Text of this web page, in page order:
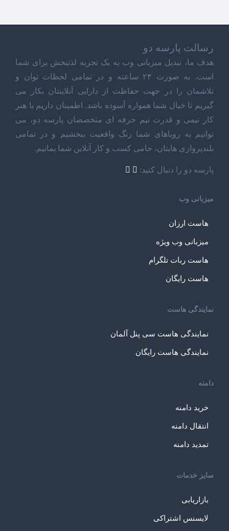
رسالت پارسه دو
هدف ما، تبدیل میزبانی وب به یک تجربه لذتبخش برای شما
است. به صورت ۲۴ ساعته و در تمامی لحظات توان و
تلاشمان را در جهت حفاظت از دارایی آنلاینتان بکار می
گیریم تا خیال شما همواره آسوده باشد. اطمینان داریم با هنر
کار تیمی و قدرت تیم حرفه ای متخصصان پارسه دو، می
توانیم به رویاهای شما رنگ واقعیت ببخشیم و در تمامی
بلندپروازی هایتان، حامی کسب و کار آنلاین شما بمانیم.
پارسه دو را دنبال کنید:
میزبانی وب
هاست ارزان
میزبانی وب ویژه
هاست ربات تلگرام
هاست رایگان
نمایندگی هاست
نمایندگی هاست سی پنل آلمان
نمایندگی هاست رایگان
دامنه
خرید دامنه
انتقال دامنه
تمدید دامنه
سایز خدمات
بازاریابی
لایسنس اشتراکی